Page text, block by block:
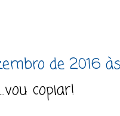
de 2016
copiar!